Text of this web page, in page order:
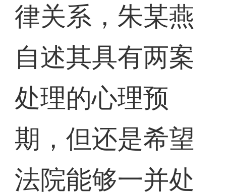
律关系，朱某燕
自述其具有两案
处理的心理预
期，但还是希望
法院能够一并处